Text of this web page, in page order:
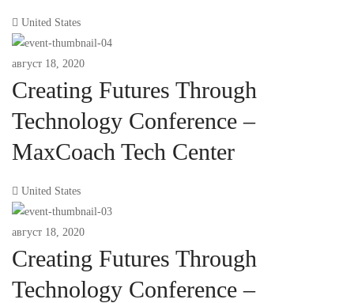
United States
август 18, 2020
Creating Futures Through
Technology Conference –
MaxCoach Tech Center
United States
август 18, 2020
Creating Futures Through
Technology Conference –